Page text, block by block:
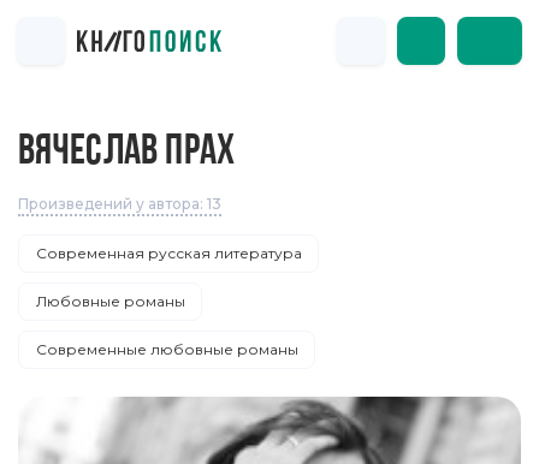
ВЯЧЕСЛАВ ПРАХ
Произведений у автора: 13
Современная русская литература
Любовные романы
Современные любовные романы